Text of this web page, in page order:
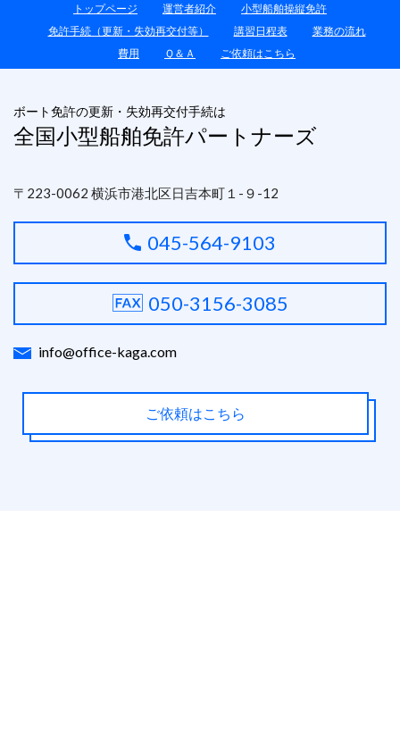
トップページ 運営者紹介
小型船舶操縦免許
免許手続（更新・失効再交付等）
講習日程表
業務の流れ
費用
Ｑ＆Ａ ご依頼はこちら
ボート免許の更新・失効再交付手続は
全国小型船舶免許パートナーズ
〒223-0062 横浜市港北区日吉本町１-９-12
045-564-9103
050-3156-3085
info@office-kaga.com
ご依頼はこちら